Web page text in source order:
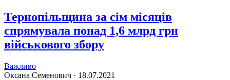
Тернопільщина за сім місяців
спрямувала понад 1,6 млрд грн
військового збору
Важливо
Оксана Семенович · 18.07.2021